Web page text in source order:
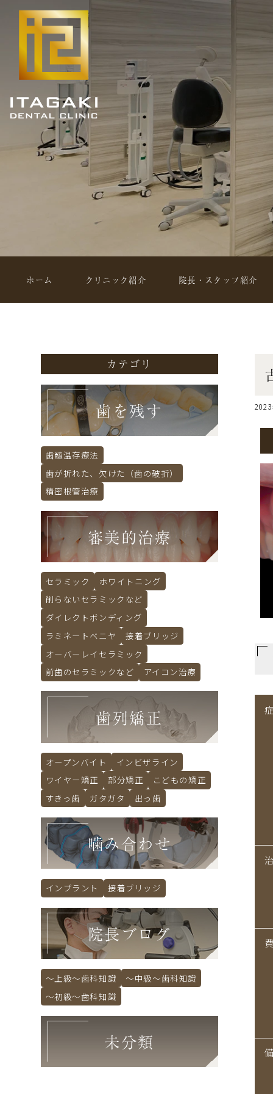
ホーム クリニック紹介 院長・スタッフ紹介
カテゴリ
歯を残す
歯髄温存療法
歯が折れた、欠けた（歯の破折）
精密根管治療
審美的治療
セラミック
ホワイトニング
削らないセラミックなど
ダイレクトボンディング
ラミネートベニヤ
接着ブリッジ
オーバーレイセラミック
前歯のセラミックなど
アイコン治療
歯列矯正
オープンバイト
インビザライン
ワイヤー矯正
部分矯正
こどもの矯正
すきっ歯
ガタガタ 出っ歯
噛み合わせ
インプラント 接着ブリッジ
院長ブログ
～上級～歯科知識
～中級～歯科知識
～初級～歯科知識
未分類